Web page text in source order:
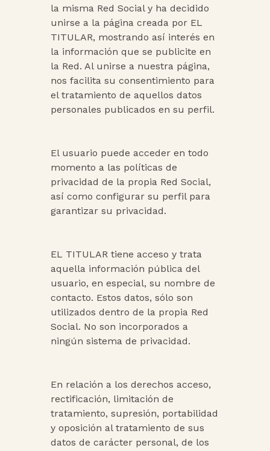
la misma Red Social y ha decidido
unirse a la página creada por EL
TITULAR, mostrando así interés en
la información que se publicite en
la Red. Al unirse a nuestra página,
nos facilita su consentimiento para
el tratamiento de aquellos datos
personales publicados en su perfil.
El usuario puede acceder en todo
momento a las políticas de
privacidad de la propia Red Social,
así como configurar su perfil para
garantizar su privacidad.
EL TITULAR tiene acceso y trata
aquella información pública del
usuario, en especial, su nombre de
contacto. Estos datos, sólo son
utilizados dentro de la propia Red
Social. No son incorporados a
ningún sistema de privacidad.
En relación a los derechos acceso,
rectificación, limitación de
tratamiento, supresión, portabilidad
y oposición al tratamiento de sus
datos de carácter personal, de los